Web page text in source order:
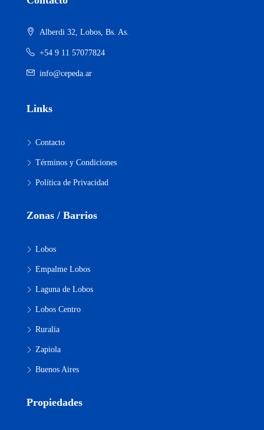
Alberdi 32, Lobos, Bs. As.
+54 9 11 57077824
info@cepeda.ar
Links
Contacto
Términos y Condiciones
Política de Privacidad
Zonas / Barrios
Lobos
Empalme Lobos
Laguna de Lobos
Lobos Centro
Ruralia
Zapiola
Buenos Aires
Propiedades